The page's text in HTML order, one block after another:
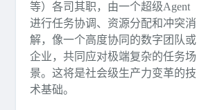
等）各司其职，由一个超级Agent
进行任务协调、资源分配和冲突消
解，像一个高度协同的数字团队或
企业，共同应对极端复杂的任务场
景。这将是社会级生产力变革的技
术基础。